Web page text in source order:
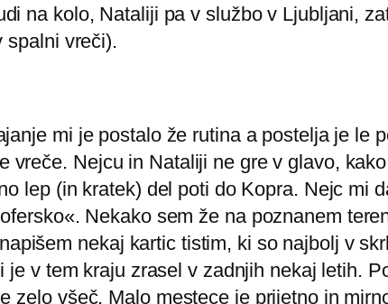
na kolo, Nataliji pa v službo v Ljubljani,
spalni vreči).
mi je postalo že rutina a postelja je le
Nejcu in Nataliji ne gre v glavo,
lep (in kratek) del poti do Kopra. Nejc mi
Nekako sem že na poznanem
nekaj kartic tistim, ki so najbolj v
v tem kraju zrasel v zadnjih nekaj letih.
zelo všeč. Malo mestece je prijetno in